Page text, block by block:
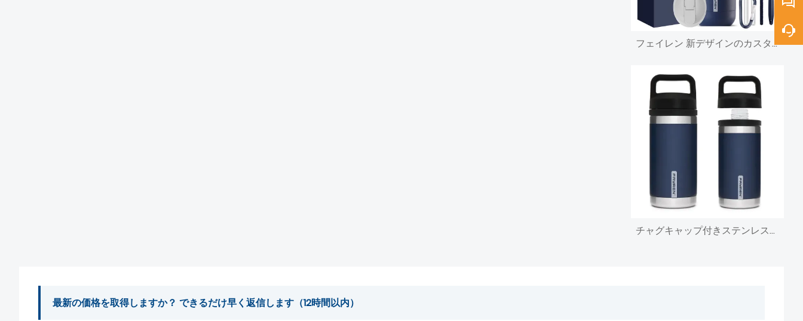
フェイレン 新デザインのカスタムステンレス鋼スポーツウォーターボトル魔法瓶小さな口真空断熱魔法瓶ストロー蓋付き
チャグキャップ付きステンレス真空断熱水筒
最新の価格を取得しますか？ できるだけ早く返信します（12時間以内）